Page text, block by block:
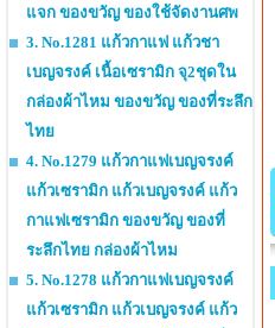
แจก ของขวัญ ของใช้จัดงานศพ
3. No.1281 แก้วกาแฟ แก้วชา
เบญจรงค์ เนื้อเซรามิก จุ2ชุดใน
กล่องผ้าไหม ของขวัญ ของที่ระลึก
ไทย
4. No.1279 แก้วกาแฟเบญจรงค์
แก้วเซรามิก แก้วเบญจรงค์ แก้ว
กาแฟเซรามิก ของขวัญ ของที่
ระลึกไทย กล่องผ้าไหม
5. No.1278 แก้วกาแฟเบญจรงค์
แก้วเซรามิก แก้วเบญจรงค์ แก้ว